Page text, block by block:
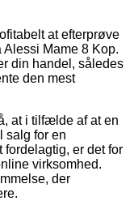
at efterprøve
Alessi Mame 8 Kop.
din handel, således
den mest
at i tilfælde af at en
salg for en
er det for
virksomhed.
der